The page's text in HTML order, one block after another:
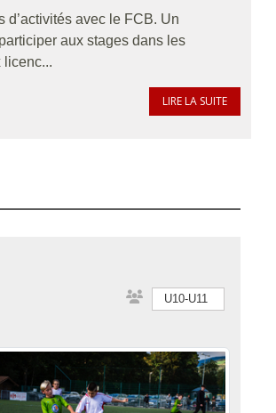
avec le FCB. Un
aux stages dans les
licenc...
LIRE LA SUITE
U10-U11